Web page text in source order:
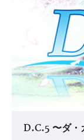
D.C.5 〜ダ・